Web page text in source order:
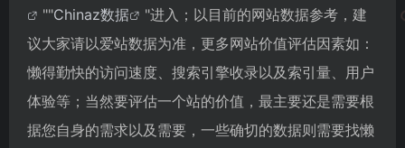
""Chinaz数据
"进入；以目前的网站数据参考，建
议大家请以爱站数据为准，更多网站价值评估因素如：
懒得勤快的访问速度、搜索引擎收录以及索引量、用户
体验等；当然要评估一个站的价值，最主要还是需要根
据您自身的需求以及需要，一些确切的数据则需要找懒